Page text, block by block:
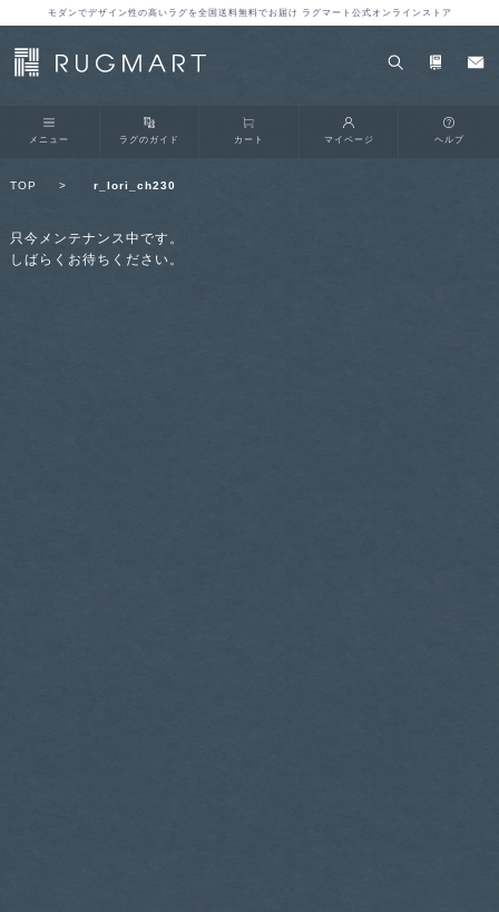
モダンでデザイン性の高いラグを全国送料無料でお届け ラグマート公式オンラインストア
メニュー ラグのガイド カート マイページ ヘルプ
TOP > r_lori_ch230
只今メンテナンス中です。
しばらくお待ちください。